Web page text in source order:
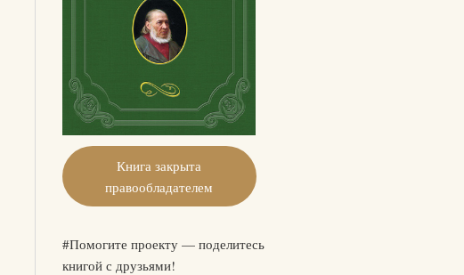
Книга закрыта
правообладателем
#Помогите проекту — поделитесь
книгой с друзьями!